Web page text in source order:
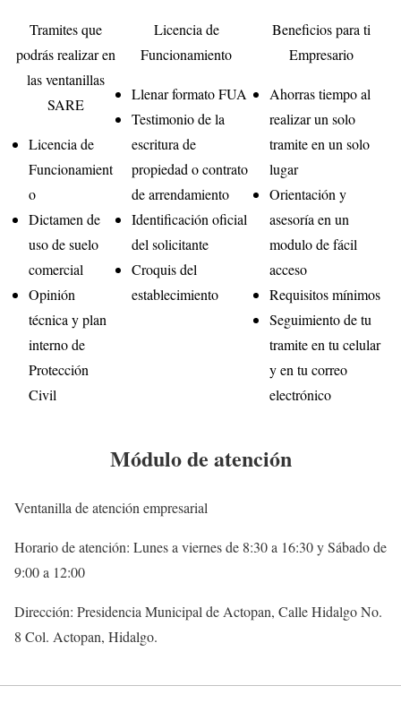
Tramites que
podrás realizar en
las ventanillas
SARE
Licencia de
Funcionamient
o
Dictamen de
uso de suelo
comercial
Opinión
técnica y plan
interno de
Protección
Civil
Licencia de
Funcionamiento
Llenar formato FUA
Testimonio de la
escritura de
propiedad o contrato
de arrendamiento
Identificación oficial
del solicitante
Croquis del
establecimiento
Beneficios para ti
Empresario
Ahorras tiempo al
realizar un solo
tramite en un solo
lugar
Orientación y
asesoría en un
modulo de fácil
acceso
Requisitos mínimos
Seguimiento de tu
tramite en tu celular
y en tu correo
electrónico
Módulo de atención
Ventanilla de atención empresarial
Horario de atención: Lunes a viernes de 8:30 a 16:30 y Sábado de
9:00 a 12:00
Dirección: Presidencia Municipal de Actopan, Calle Hidalgo No.
8 Col. Actopan, Hidalgo.